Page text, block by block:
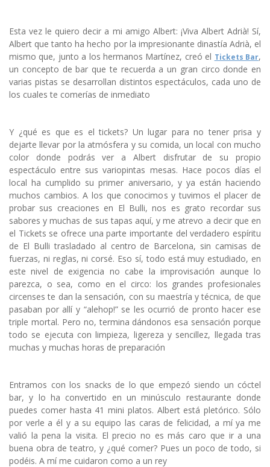
Esta vez le quiero decir a mi amigo Albert: ¡Viva Albert Adrià! Sí,
Albert que tanto ha hecho por la impresionante dinastía Adrià, el
mismo que, junto a los hermanos Martínez, creó el Tickets Bar,
un concepto de bar que te recuerda a un gran circo donde en
varias pistas se desarrollan distintos espectáculos, cada uno de
los cuales te comerías de inmediato
Y ¿qué es que es el tickets? Un lugar para no tener prisa y
dejarte llevar por la atmósfera y su comida, un local con mucho
color donde podrás ver a Albert disfrutar de su propio
espectáculo entre sus variopintas mesas. Hace pocos días el
local ha cumplido su primer aniversario, y ya están haciendo
muchos cambios. A los que conocimos y tuvimos el placer de
probar sus creaciones en El Bulli, nos es grato recordar sus
sabores y muchas de sus tapas aquí, y me atrevo a decir que en
el Tickets se ofrece una parte importante del verdadero espíritu
de El Bulli trasladado al centro de Barcelona, sin camisas de
fuerzas, ni reglas, ni corsé. Eso sí, todo está muy estudiado, en
este nivel de exigencia no cabe la improvisación aunque lo
parezca, o sea, como en el circo: los grandes profesionales
circenses te dan la sensación, con su maestría y técnica, de que
pasaban por allí y “alehop!” se les ocurrió de pronto hacer ese
triple mortal. Pero no, termina dándonos esa sensación porque
todo se ejecuta con limpieza, ligereza y sencillez, llegada tras
muchas y muchas horas de preparación
Entramos con los snacks de lo que empezó siendo un cóctel
bar, y lo ha convertido en un minúsculo restaurante donde
puedes comer hasta 41 mini platos. Albert está pletórico. Sólo
por verle a él y a su equipo las caras de felicidad, a mí ya me
valió la pena la visita. El precio no es más caro que ir a una
buena obra de teatro, y ¿qué comer? Pues un poco de todo, si
podéis. A mí me cuidaron como a un rey